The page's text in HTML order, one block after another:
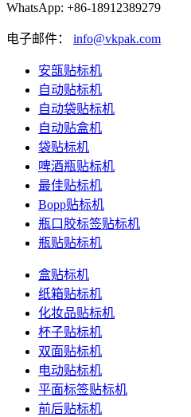
WhatsApp: +86-18912389279
电子邮件： info@vkpak.com
安瓿贴标机
自动贴标机
自动袋贴标机
自动贴盒机
袋贴标机
啤酒瓶贴标机
最佳贴标机
Bopp贴标机
瓶口胶标签贴标机
瓶贴贴标机
盒贴标机
纸箱贴标机
化妆品贴标机
杯子贴标机
双面贴标机
电动贴标机
平面标签贴标机
前后贴标机